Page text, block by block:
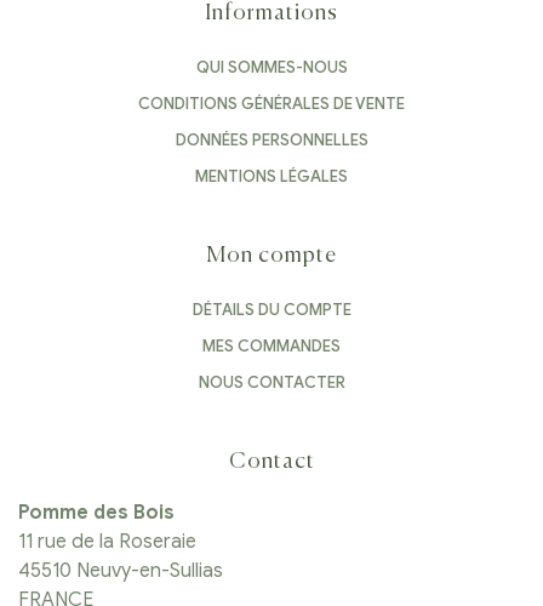
Informations
QUI SOMMES-NOUS
CONDITIONS GÉNÉRALES DE VENTE
DONNÉES PERSONNELLES
MENTIONS LÉGALES
Mon compte
DÉTAILS DU COMPTE
MES COMMANDES
NOUS CONTACTER
Contact
Pomme des Bois
11 rue de la Roseraie
45510 Neuvy-en-Sullias
FRANCE